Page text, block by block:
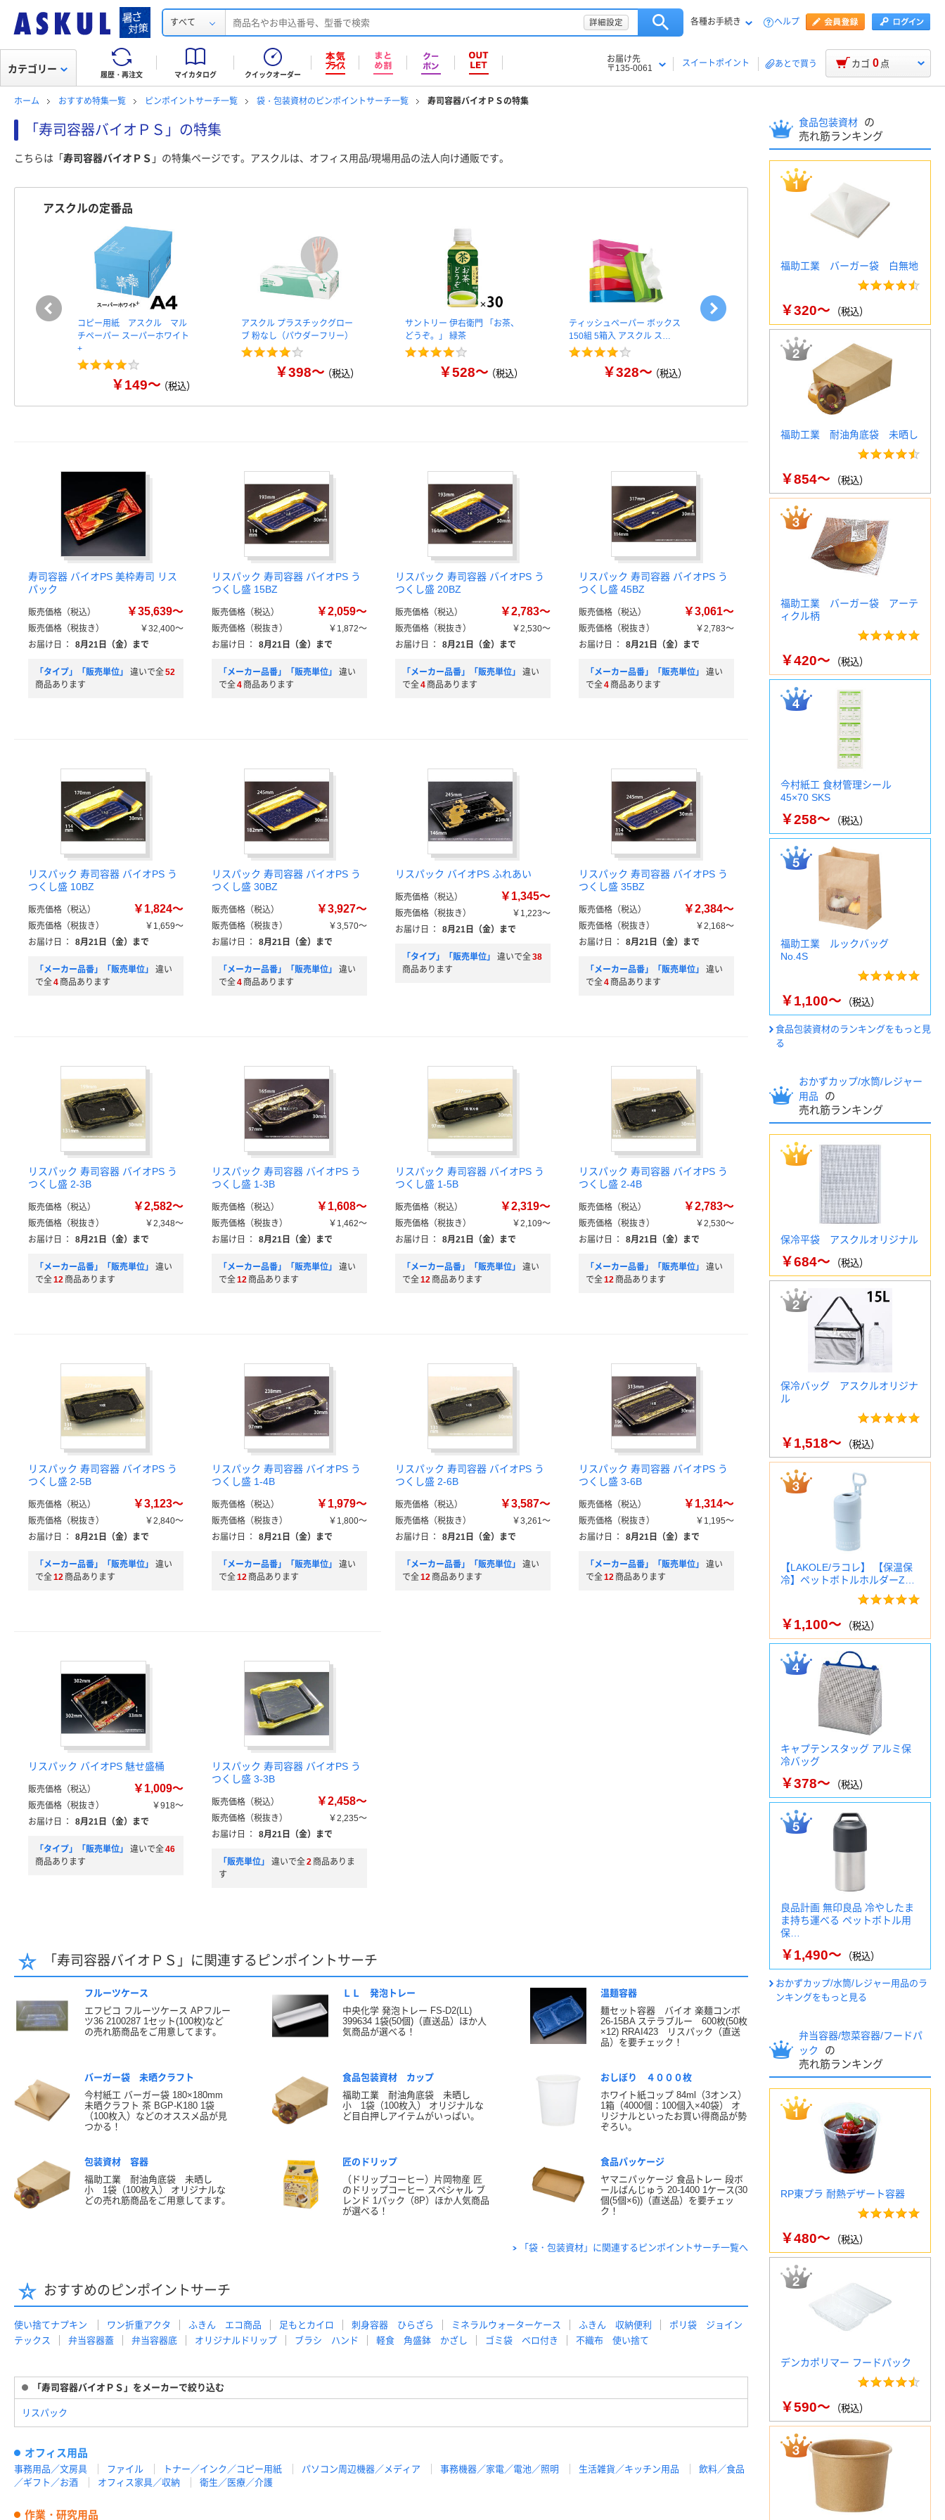
すべて 詳細設定 各種お手続き ヘルプ
履歴・再注文 マイカタログ クイックオーダー
お届け先
〒135-0061
スイートポイント あとで買う
カテゴリー カゴ 0 点
ホーム おすすめ特集一覧 ピンポイントサーチ一覧 袋・包装資材のピンポイントサーチ一覧 寿司容器バイオＰＳの特集
「寿司容器バイオＰＳ」の特集
こちらは「寿司容器バイオＰＳ 」の特集ページです。アスクルは、オフィス用品/現場用品の法人向け通販です。
アスクルの定番品
コピー用紙 アスクル マル
チペーパー スーパーホワイト
+
￥149～（税込）
アスクル プラスチックグロー
ブ 粉なし（パウダーフリー）
￥398～（税込）
サントリー 伊右衛門 「お茶、
どうぞ。」 緑茶
￥528～（税込）
ティッシュペーパー ボックス
150組 5箱入 アスクル ス…
￥328～（税込）
コピー用紙 マルチペーパ
ー スーパーエコノミー+
￥149～（税込）
ペーパータ
寿司容器 バイオPS 美枠寿司 リス
パック
販売価格（税込） ￥35,639～
販売価格（税抜き）
￥32,400～
お届け日
： 8月21日（金）まで
「タイプ」「販売単位」 違いで全52
商品あります
リスパック 寿司容器 バイオPS う
つくし盛 15BZ
販売価格（税込） ￥2,059～
販売価格（税抜き）
￥1,872～
お届け日
： 8月21日（金）まで
「メーカー品番」「販売単位」
違い
で全4 商品あります
リスパック 寿司容器 バイオPS う
つくし盛 20BZ
販売価格（税込） ￥2,783～
販売価格（税抜き）
￥2,530～
お届け日
： 8月21日（金）まで
「メーカー品番」「販売単位」
違い
で全4 商品あります
リスパック 寿司容器 バイオPS う
つくし盛 45BZ
販売価格（税込） ￥3,061～
販売価格（税抜き）
￥2,783～
お届け日
： 8月21日（金）まで
「メーカー品番」「販売単位」
違い
で全4 商品あります
リスパック 寿司容器 バイオPS う
つくし盛 10BZ
販売価格（税込） ￥1,824～
販売価格（税抜き）
￥1,659～
お届け日
： 8月21日（金）まで
「メーカー品番」「販売単位」
違い
で全4 商品あります
リスパック 寿司容器 バイオPS う
つくし盛 30BZ
販売価格（税込） ￥3,927～
販売価格（税抜き）
￥3,570～
お届け日
： 8月21日（金）まで
「メーカー品番」「販売単位」
違い
で全4 商品あります
リスパック バイオPS ふれあい
販売価格（税込） ￥1,345～
販売価格（税抜き）
￥1,223～
お届け日
： 8月21日（金）まで
「タイプ」「販売単位」 違いで全38
商品あります
リスパック 寿司容器 バイオPS う
つくし盛 35BZ
販売価格（税込） ￥2,384～
販売価格（税抜き）
￥2,168～
お届け日
： 8月21日（金）まで
「メーカー品番」「販売単位」
違い
で全4 商品あります
リスパック 寿司容器 バイオPS う
つくし盛 2-3B
販売価格（税込） ￥2,582～
販売価格（税抜き）
￥2,348～
お届け日
： 8月21日（金）まで
「メーカー品番」「販売単位」
違い
で全12 商品あります
リスパック 寿司容器 バイオPS う
つくし盛 1-3B
販売価格（税込） ￥1,608～
販売価格（税抜き）
￥1,462～
お届け日
： 8月21日（金）まで
「メーカー品番」「販売単位」
違い
で全12 商品あります
リスパック 寿司容器 バイオPS う
つくし盛 1-5B
販売価格（税込） ￥2,319～
販売価格（税抜き）
￥2,109～
お届け日
： 8月21日（金）まで
「メーカー品番」「販売単位」
違い
で全12 商品あります
リスパック 寿司容器 バイオPS う
つくし盛 2-4B
販売価格（税込） ￥2,783～
販売価格（税抜き）
￥2,530～
お届け日
： 8月21日（金）まで
「メーカー品番」「販売単位」
違い
で全12 商品あります
リスパック 寿司容器 バイオPS う
つくし盛 2-5B
販売価格（税込） ￥3,123～
販売価格（税抜き）
￥2,840～
お届け日
： 8月21日（金）まで
「メーカー品番」「販売単位」
違い
で全12 商品あります
リスパック 寿司容器 バイオPS う
つくし盛 1-4B
販売価格（税込） ￥1,979～
販売価格（税抜き）
￥1,800～
お届け日
： 8月21日（金）まで
「メーカー品番」「販売単位」
違い
で全12 商品あります
リスパック 寿司容器 バイオPS う
つくし盛 2-6B
販売価格（税込） ￥3,587～
販売価格（税抜き）
￥3,261～
お届け日
： 8月21日（金）まで
「メーカー品番」「販売単位」
違い
で全12 商品あります
リスパック 寿司容器 バイオPS う
つくし盛 3-6B
販売価格（税込） ￥1,314～
販売価格（税抜き）
￥1,195～
お届け日
： 8月21日（金）まで
「メーカー品番」「販売単位」
違い
で全12 商品あります
リスパック バイオPS 魅せ盛桶
販売価格（税込） ￥1,009～
販売価格（税抜き）
￥918～
お届け日
： 8月21日（金）まで
「タイプ」「販売単位」 違いで全46
商品あります
リスパック 寿司容器 バイオPS う
つくし盛 3-3B
販売価格（税込） ￥2,458～
販売価格（税抜き）
￥2,235～
お届け日
： 8月21日（金）まで
「販売単位」 違いで全2 商品ありま
す
「寿司容器バイオＰＳ」に関連するピンポイントサーチ
フルーツケース
エフピコ フルーツケース APフルー
ツ36 2100287 1セット(100枚)など
の売れ筋商品をご用意してます。
ＬＬ 発泡トレー
中央化学 発泡トレー FS-D2(LL)
399634 1袋(50個)（直送品）ほか人
気商品が選べる！
温麺容器
麺セット容器 バイオ 楽麺コンボ
26-15BA ステラブルー 600枚(50枚
×12) RRAI423 リスパック（直送
品）を要チェック！
バーガー袋 未晒クラフト
今村紙工 バーガー袋 180×180mm
未晒クラフト 茶 BGP-K180 1袋
（100枚入）などのオススメ品が見
つかる！
食品包装資材 カップ
福助工業 耐油角底袋 未晒し
小 1袋（100枚入） オリジナルな
ど目白押しアイテムがいっぱい。
おしぼり ４０００枚
ホワイト紙コップ 84ml（3オンス）
1箱（4000個：100個入×40袋） オ
リジナルといったお買い得商品が勢
ぞろい。
包装資材 容器
福助工業 耐油角底袋 未晒し
小 1袋（100枚入） オリジナルな
どの売れ筋商品をご用意してます。
匠のドリップ
（ドリップコーヒー）片岡物産 匠
のドリップコーヒー スペシャル ブ
レンド 1パック（8P）ほか人気商品
が選べる！
食品パッケージ
ヤマニパッケージ 食品トレー 段ボ
ールばんじゅう 20-1400 1ケース(30
個(5個×6))（直送品）を要チェッ
ク！
「袋・包装資材」に関連するピンポイントサーチ一覧へ
おすすめのピンポイントサーチ
使い捨てナプキン ワン折重アクタ ふきん エコ商品 足もとカイロ 刺身容器 ひらざら ミネラルウォーターケース ふきん 収納便利
ポリ袋 ジョイン
テックス
弁当容器蓋 弁当容器底 オリジナルドリップ ブラシ ハンド 軽食 角盛鉢 かざし ゴミ袋 ベロ付き 不織布 使い捨て
「寿司容器バイオＰＳ」をメーカーで絞り込む
リスパック
オフィス用品
事務用品／文房具 ファイル トナー／インク／コピー用紙 パソコン周辺機器／メディア 事務機器／家電／電池／照明 生活雑貨／キッチン用品
飲料／食品
／ギフト／お酒
オフィス家具／収納 衛生／医療／介護
作業・研究用品
食品包装資材
の
売れ筋ランキング
福助工業 バーガー袋 白無地
￥320～ （税込）
福助工業 耐油角底袋 未晒し
￥854～ （税込）
福助工業 バーガー袋 アーテ
ィクル柄
￥420～ （税込）
今村紙工 食材管理シール
45×70 SKS
￥258～ （税込）
福助工業 ルックバッグ
No.4S
￥1,100～ （税込）
食品包装資材のランキングをもっと見
る
おかずカップ/水筒/レジャー
用品
の
売れ筋ランキング
保冷平袋 アスクルオリジナル
￥684～ （税込）
保冷バッグ アスクルオリジナ
ル
￥1,518～ （税込）
【LAKOLE/ラコレ】 【保温保
冷】ペットボトルホルダーZ…
￥1,100～ （税込）
キャプテンスタッグ アルミ保
冷バッグ
￥378～ （税込）
良品計画 無印良品 冷やしたま
ま持ち運べる ペットボトル用
保…
￥1,490～ （税込）
おかずカップ/水筒/レジャー用品のラ
ンキングをもっと見る
弁当容器/惣菜容器/フードパ
ック
の
売れ筋ランキング
RP東プラ 耐熱デザート容器
￥480～ （税込）
デンカポリマー フードパック
￥590～ （税込）